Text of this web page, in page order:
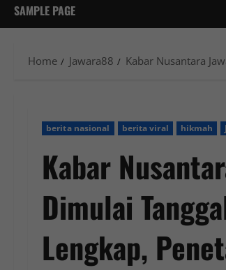
SAMPLE PAGE
Home Jawara88 Kabar Nusantara
berita nasional berita viral hikmah
Kabar
Dimulai
Lengkap,